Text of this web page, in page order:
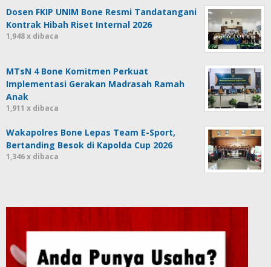
Dosen FKIP UNIM Bone Resmi Tandatangani
Kontrak Hibah Riset Internal 2026
1,948 x dibaca
MTsN 4 Bone Komitmen Perkuat
Implementasi Gerakan Madrasah Ramah
Anak
1,911 x dibaca
Wakapolres Bone Lepas Team E-Sport,
Bertanding Besok di Kapolda Cup 2026
1,346 x dibaca